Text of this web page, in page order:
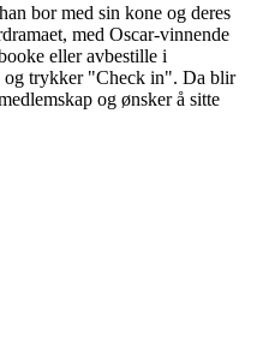
bor med sin kone og deres
med Oscar-vinnende
eller avbestille i
og trykker "Check in". Da blir
og ønsker å sitte